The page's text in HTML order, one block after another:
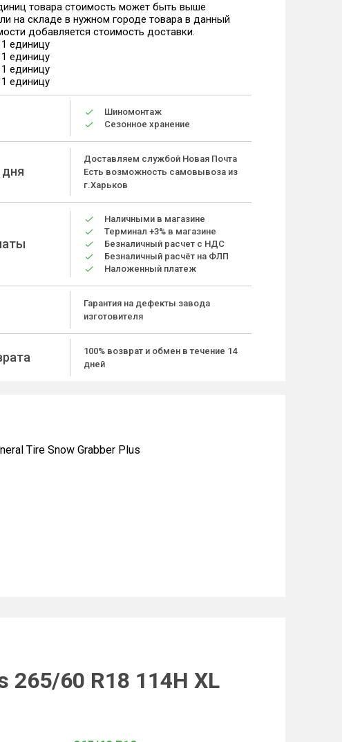
товара стоимость может быть выше
на складе в нужном городе товара в данный
добавляется стоимость доставки.
1 единицу
1 единицу
1 единицу
1 единицу
Шиномонтаж
Сезонное хранение
Доставляем службой Новая Почта
Есть возможность самовывоза из
г.Харьков
Наличными в магазине
Терминал +3% в магазине
Безналичный расчет с НДС
Безналичный расчёт на ФЛП
Наложенный платеж
Гарантия на дефекты завода
изготовителя
100% возврат и обмен в течение 14
дней
Tire Snow Grabber Plus
265/60 R18 114H XL